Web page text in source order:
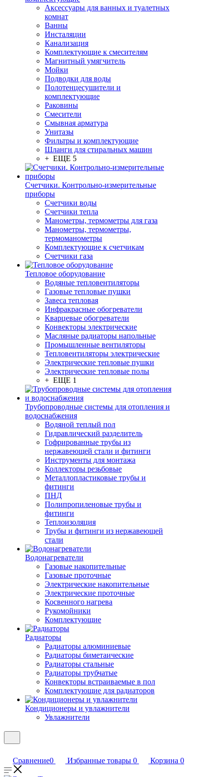
Аксессуары для ванных и туалетных
комнат
Ванны
Инсталяции
Канализация
Комплектующие к смесителям
Магнитный умягчитель
Мойки
Подводки для воды
Полотенцесушители и
комплектующие
Раковины
Смесители
Смывная арматура
Унитазы
Фильтры и комплектующие
Шланги для стиральных машин
+ ЕЩЕ 5
Счетчики. Контрольно-измерительные
приборы
Счетчики воды
Счетчики тепла
Манометры, термометры для газа
Манометры, термометры,
термоманометры
Комплектующие к счетчикам
Счетчики газа
Тепловое оборудование
Водяные тепловентиляторы
Газовые тепловые пушки
Завеса тепловая
Инфракрасные обогреватели
Кварцевые обогреватели
Конвекторы электрические
Масляные радиаторы напольные
Промышленные вентиляторы
Тепловентиляторы электрические
Электрические тепловые пушки
Электрические тепловые полы
+ ЕЩЕ 1
Трубопроводные системы для отопления и
водоснабжения
Водяной теплый пол
Гидравлический разделитель
Гофрированные трубы из
нержавеющей стали и фитинги
Инструменты для монтажа
Коллекторы резьбовые
Металлопластиковые трубы и
фитинги
ПНД
Полипропиленовые трубы и
фитинги
Теплоизоляция
Трубы и фитинги из нержавеющей
стали
Водонагреватели
Газовые накопительные
Газовые проточные
Электрические накопительные
Электрические проточные
Косвенного нагрева
Рукомойники
Комплектующие
Радиаторы
Радиаторы алюминиевые
Радиаторы биметаические
Радиаторы стальные
Радиаторы трубчатые
Конвекторы встраиваемые в пол
Комплектующие для радиаторов
Кондиционеры и увлажнители
Увлажнители
Сравнение0 Избранные товары 0 Корзина 0